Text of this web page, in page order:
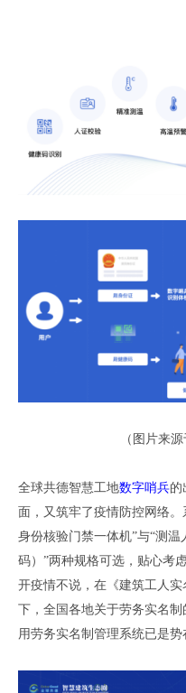
（ 图片来
全球共德智慧工地数字哨兵的
面，又筑牢了疫情防控网络
身份核验门禁一体机”与“测
码） ”两种规格可选 ， 贴心考
开疫情不说 ， 在 《建筑工人
下 ， 全国各地关于劳务实名制
用劳务实名制管理系统已是势